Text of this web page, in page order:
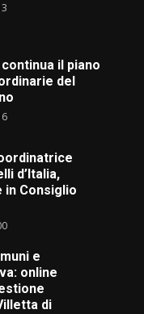
il piano
del
d’Italia,
in Consiglio
e
online
di